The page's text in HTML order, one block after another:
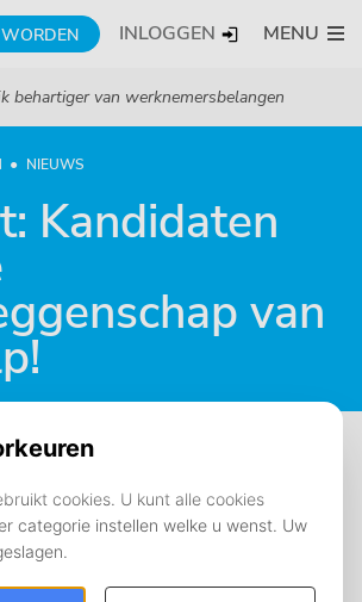
INLOGGEN MENU
behartiger van werknemersbelangen
NIEUWS
Kandidaten
van